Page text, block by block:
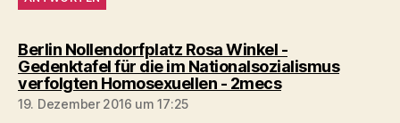
Berlin Nollendorfplatz Rosa Winkel -
Gedenktafel für die im Nationalsozialismus
verfolgten Homosexuellen - 2mecssagt:
19. Dezember 2016 um 17:25